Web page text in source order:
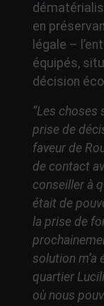
en
légale –
équipés,
décision
“Les choses
prise de
faveur de
de contact
conseiller à
était de
la prise de
solution
quartier
où nous